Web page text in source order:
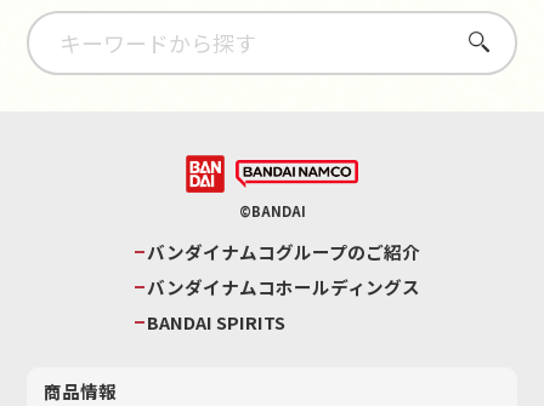
さがす
©BANDAI
バンダイナムコグループのご紹介
バンダイナムコホールディングス
BANDAI SPIRITS
商品情報